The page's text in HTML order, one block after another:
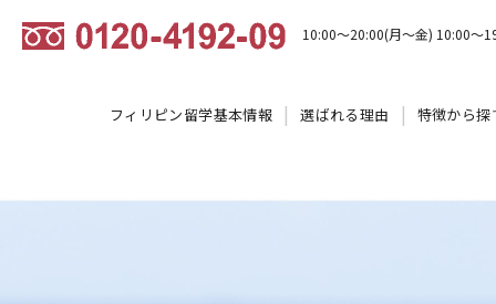
10:00～20:00(月～金) 10:00～
フィリピン留学基本情報 選ばれる理由 特徴から探